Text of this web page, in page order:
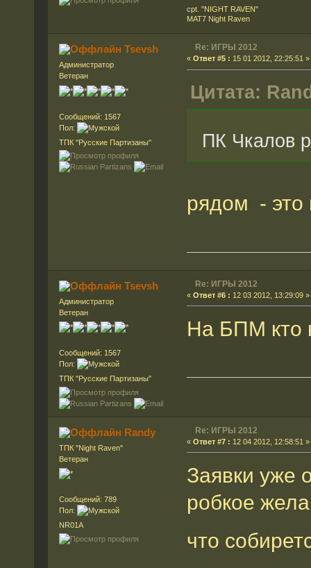
cpt. "NIGHT RAVEN"
MAT7 Night Raven
Tsevsh
Администратор
Ветеран
Сообщений: 1567
Пол:
ТПК "Русские Партизаны"
Re: ИГРЫ 2012
« Ответ #5 : 15 01 2012, 22:25:51 »
Цитата:
ПК Чкалов
рядом - это
Tsevsh
Администратор
Ветеран
Сообщений: 1567
Пол:
ТПК "Русские Партизаны"
Re: ИГРЫ 2012
« Ответ #6 : 12 03 2012, 13:29:09 »
На БПМ кто
Randy
ТПК "Night Raven"
Ветеран
Сообщений: 789
Пол:
NR01A
Re: ИГРЫ 2012
« Ответ #7 : 12 04 2012, 12:58:51 »
Заявки уже
робкое
что